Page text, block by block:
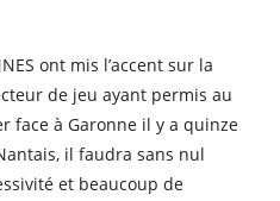
ont mis l’accent sur la
de jeu ayant permis au
face à Garonne il y a quinze
il faudra sans nul
et beaucoup de